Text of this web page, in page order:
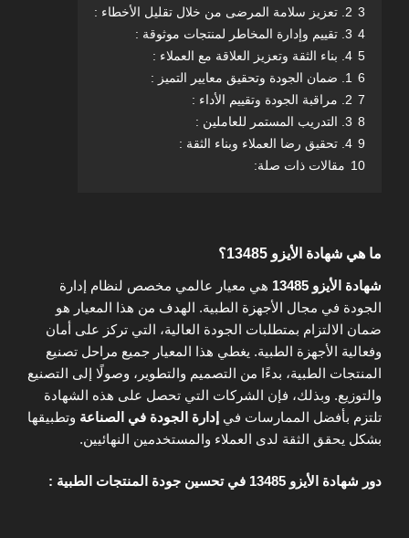
3 2. تعزيز سلامة المرضى من خلال تقليل الأخطاء :
4 3. تقييم وإدارة المخاطر لمنتجات موثوقة :
5 4. بناء الثقة وتعزيز العلاقة مع العملاء :
6 1. ضمان الجودة وتحقيق معايير التميز :
7 2. مراقبة الجودة وتقييم الأداء :
8 3. التدريب المستمر للعاملين :
9 4. تحقيق رضا العملاء وبناء الثقة :
10 مقالات ذات صلة:
ما هي شهادة الأيزو 13485؟
شهادة الأيزو 13485
هي معيار عالمي مخصص لنظام إدارة
الجودة في مجال الأجهزة الطبية. الهدف من هذا المعيار هو
ضمان الالتزام بمتطلبات الجودة العالية، التي تركز على أمان
وفعالية الأجهزة الطبية. يغطي هذا المعيار جميع مراحل تصنيع
المنتجات الطبية، بدءًا من التصميم والتطوير، وصولًا إلى التصنيع
والتوزيع. وبذلك، فإن الشركات التي تحصل على هذه الشهادة
تلتزم بأفضل الممارسات في إدارة الجودة في الصناعة وتطبيقها
بشكل يحقق الثقة لدى العملاء والمستخدمين النهائيين.
دور شهادة الأيزو 13485 في تحسين جودة المنتجات الطبية :